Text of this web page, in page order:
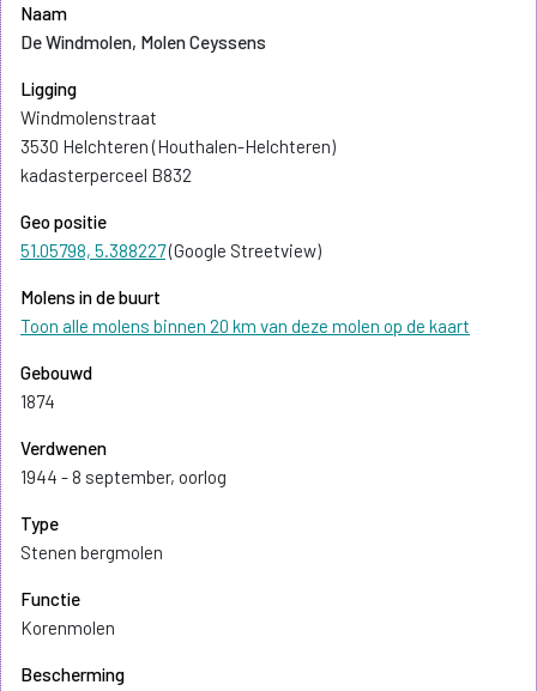
Naam
De Windmolen, Molen Ceyssens
Ligging
Windmolenstraat
3530 Helchteren (Houthalen-Helchteren)
kadasterperceel B832
Geo positie
51.05798, 5.388227(Google Streetview)
Molens in de buurt
Toon alle molens binnen 20 km van deze molen op de kaart
Gebouwd
1874
Verdwenen
1944 - 8 september, oorlog
Type
Stenen bergmolen
Functie
Korenmolen
Bescherming